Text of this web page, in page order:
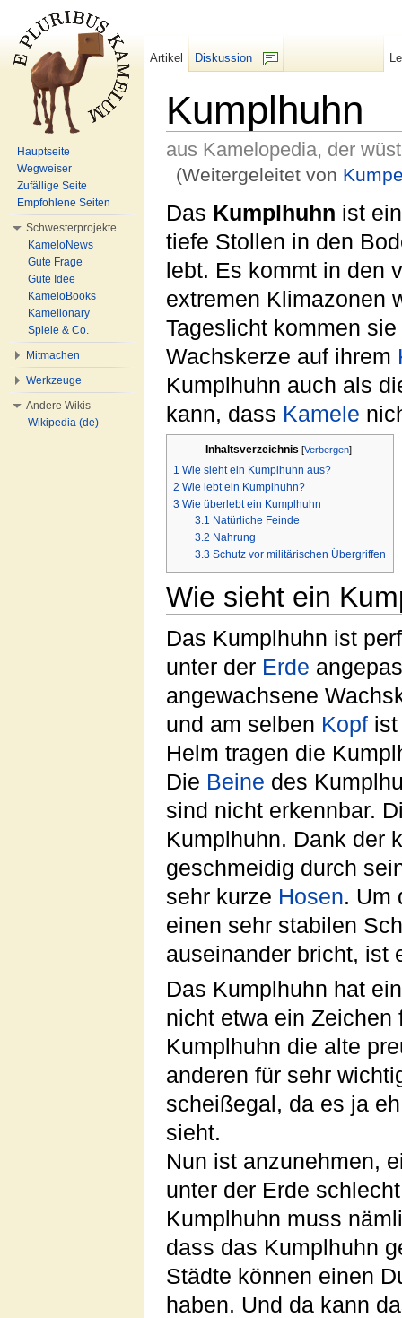
Kumplhuhn
aus Kamelopedia, der
(Weitergeleitet von
Das Kumplhuhn ist
tiefe Stollen in den
lebt. Es kommt in den
extremen Klimazonen
Tageslicht kommen
Wachskerze auf ihrem
Kumplhuhn auch als
kann, dass Kamele
Inhaltsverzeichnis [Verbergen]
1 Wie sieht ein Kumplhuhn aus?
2 Wie lebt ein Kumplhuhn?
3 Wie überlebt ein Kumplhuhn
3.1 Natürliche Feinde
3.2 Nahrung
3.3 Schutz vor militärischen Übergriffen
Wie sieht ein
Das Kumplhuhn ist
unter der Erde
angewachsene
und am selben Kopf
Helm tragen die
Die Beine des
sind nicht erkennbar.
Kumplhuhn. Dank der
geschmeidig durch
sehr kurze Hosen. Um
einen sehr stabilen
auseinander bricht, ist
Das Kumplhuhn hat
nicht etwa ein
Kumplhuhn die alte
anderen für sehr
scheißegal, da es ja
sieht.
Nun ist anzunehmen,
unter der Erde
Kumplhuhn muss
dass das Kumplhuhn
Städte können einen
haben. Und da kann
Artikel
Diskussion
Hauptseite
Wegweiser
Zufällige Seite
Empfohlene Seiten
Schwesterprojekte
KameloNews
Gute Frage
Gute Idee
KameloBooks
Kamelionary
Spiele & Co.
Mitmachen
Werkzeuge
Andere Wikis
Wikipedia (de)